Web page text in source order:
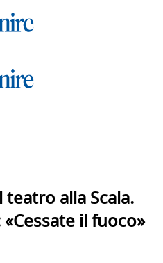
alla Scala.
«Cessate il fuoco»